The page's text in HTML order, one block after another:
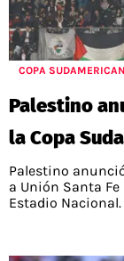
COPA
Palestino
la Copa
Palestino
a Unión Santa
Estadio Nacional.